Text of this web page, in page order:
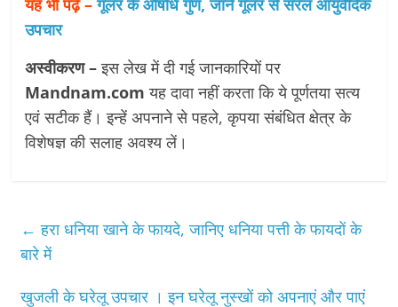
यह भी पढ़े – गूलर के औषधि गुण, जाने गूलर से सरल आयुर्वेदिक
उपचार
अस्वीकरण –इस लेख में दी गई जानकारियों पर
Mandnam.comयह दावा नहीं करता कि ये पूर्णतया सत्य
एवं सटीक हैं। इन्हें अपनाने से पहले, कृपया संबंधित क्षेत्र के
विशेषज्ञ की सलाह अवश्य लें।
← हरा धनिया खाने के फायदे, जानिए धनिया पत्ती के फायदों के
बारे में
खुजली के घरेलू उपचार । इन घरेलू नुस्खों को अपनाएं और पाएं